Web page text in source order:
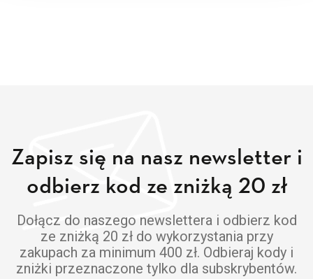
Zapisz się na nasz newsletter i
odbierz kod ze zniżką 20 zł
Dołącz do naszego newslettera i odbierz kod
ze zniżką 20 zł do wykorzystania przy
zakupach za minimum 400 zł. Odbieraj kody i
zniżki przeznaczone tylko dla subskrybentów.